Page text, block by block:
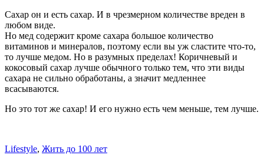
Сахар он и есть сахар. И в чрезмерном количестве вреден в
любом виде.
Но мед содержит кроме сахара большое количество
витаминов и минералов, поэтому если вы уж сластите что-то,
то лучше медом. Но в разумных пределах! Коричневый и
кокосовый сахар лучше обычного только тем, что эти виды
сахара не сильно обработаны, а значит медленнее
всасываются.
Но это тот же сахар! И его нужно есть чем меньше, тем лучше.
Lifestyle, Жить до 100 лет